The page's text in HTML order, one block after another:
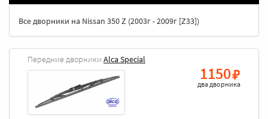
Все дворники на Nissan 350 Z (2003г - 2009г [Z33])
Передние дворники Alca Special
1150
два дворника